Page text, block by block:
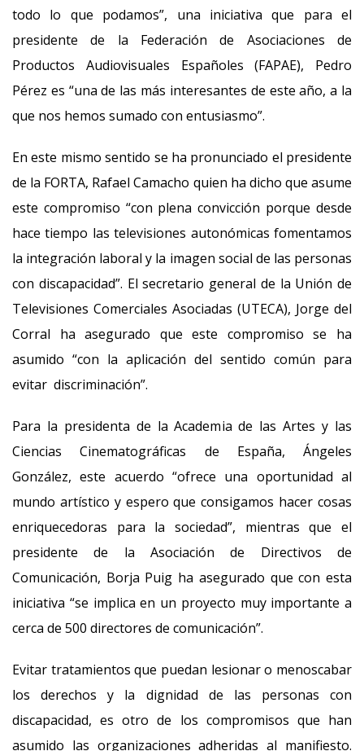
todo lo que podamos”, una iniciativa que para el
presidente de la Federación de Asociaciones de
Productos Audiovisuales Españoles (FAPAE), Pedro
Pérez es “una de las más interesantes de este año, a la
que nos hemos sumado con entusiasmo”.
En este mismo sentido se ha pronunciado el presidente
de la FORTA, Rafael Camacho quien ha dicho que asume
este compromiso “con plena convicción porque desde
hace tiempo las televisiones autonómicas fomentamos
la integración laboral y la imagen social de las personas
con discapacidad”. El secretario general de la Unión de
Televisiones Comerciales Asociadas (UTECA), Jorge del
Corral ha asegurado que este compromiso se ha
asumido “con la aplicación del sentido común para
evitar discriminación”.
Para la presidenta de la Academia de las Artes y las
Ciencias Cinematográficas de España, Ángeles
González, este acuerdo “ofrece una oportunidad al
mundo artístico y espero que consigamos hacer cosas
enriquecedoras para la sociedad”, mientras que el
presidente de la Asociación de Directivos de
Comunicación, Borja Puig ha asegurado que con esta
iniciativa “se implica en un proyecto muy importante a
cerca de 500 directores de comunicación”.
Evitar tratamientos que puedan lesionar o menoscabar
los derechos y la dignidad de las personas con
discapacidad, es otro de los compromisos que han
asumido las organizaciones adheridas al manifiesto.